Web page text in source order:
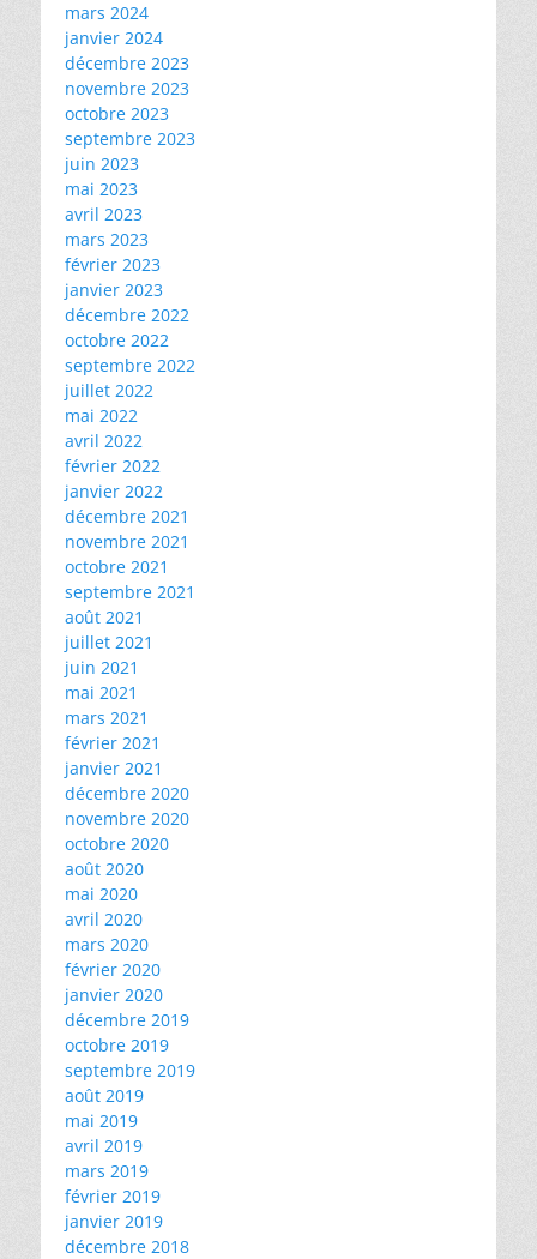
mars 2024
janvier 2024
décembre 2023
novembre 2023
octobre 2023
septembre 2023
juin 2023
mai 2023
avril 2023
mars 2023
février 2023
janvier 2023
décembre 2022
octobre 2022
septembre 2022
juillet 2022
mai 2022
avril 2022
février 2022
janvier 2022
décembre 2021
novembre 2021
octobre 2021
septembre 2021
août 2021
juillet 2021
juin 2021
mai 2021
mars 2021
février 2021
janvier 2021
décembre 2020
novembre 2020
octobre 2020
août 2020
mai 2020
avril 2020
mars 2020
février 2020
janvier 2020
décembre 2019
octobre 2019
septembre 2019
août 2019
mai 2019
avril 2019
mars 2019
février 2019
janvier 2019
décembre 2018